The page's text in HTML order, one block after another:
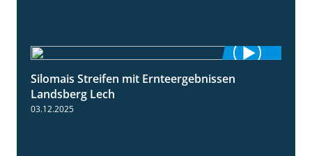
11:01
Silomais Streifen mit Ernteergebnissen
Landsberg Lech
03.12.2025